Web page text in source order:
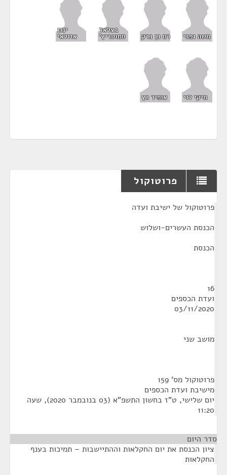
משה גפני רם בן ברק
בצלאל
סמוטריץ'
ינון
אזולאי
מיקי לוי אופיר כץ
פרוטוקול
פרוטוקול של ישיבת ועדה
הכנסת העשרים-ושלוש
הכנסת
16
ועדת הכספים
03/11/2020
מושב שני
פרוטוקול מס' 159
מישיבת ועדת הכספים
יום שלישי, ט"ז בחשון התשפ"א (03 בנובמבר 2020), שעה
11:20
סדר היום
ציון הכנסת את יום החקלאות וההתיישבות – תמיכות בענף
החקלאות